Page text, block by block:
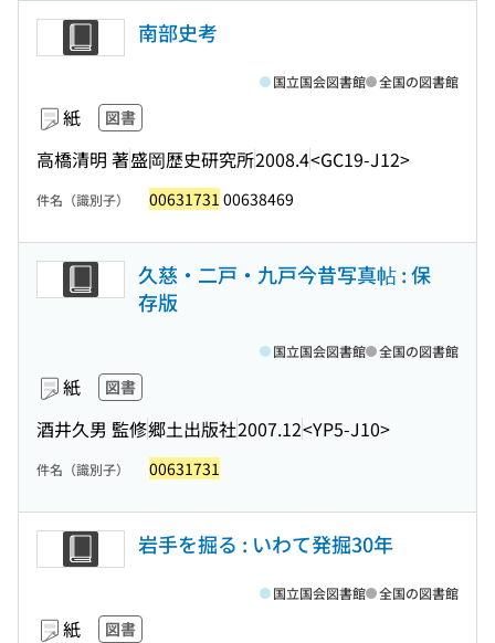
南部史考
紙 図書
高橋清明 著盛岡歴史研究所2008.4<GC19-J12>
国立国会図書館 全国の図書館
件名（識別子） 00631731 00638469
久慈・二戸・九戸今昔写真帖 : 保
存版
紙 図書
酒井久男 監修郷土出版社2007.12<YP5-J10>
国立国会図書館 全国の図書館
件名（識別子） 00631731
岩手を掘る : いわて発掘30年
紙 図書
国立国会図書館 全国の図書館